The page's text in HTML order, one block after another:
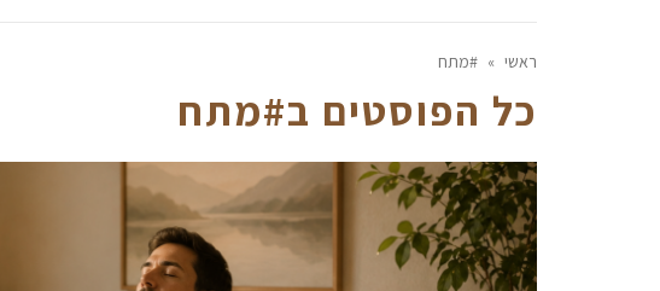
ראשי » #מתח
כל הפוסטים ב#מתח